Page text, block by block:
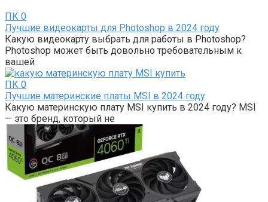
ПК 0
Лучшие видеокарты для Photoshop в 2024 году
Какую видеокарту выбрать для работы в Photoshop?
Photoshop может быть довольно требовательным к
вашей
ПК 0
Лучшие материнские платы MSI в 2024 году
Какую материнскую плату MSI купить в 2024 году? MSI
— это бренд, который не